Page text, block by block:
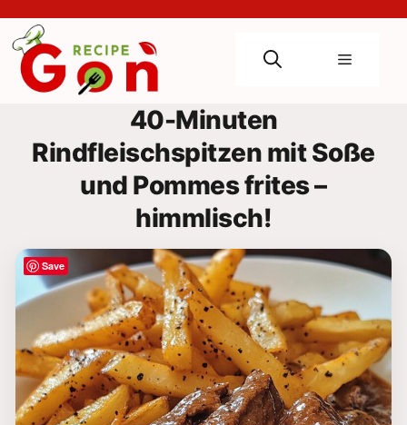
content
Menu
40-Minuten
Rindfleischspitzen mit Soße
und Pommes frites –
himmlisch!
Save